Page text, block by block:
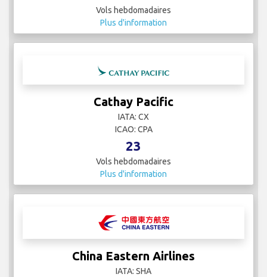
Vols hebdomadaires
Plus d'information
Cathay Pacific
IATA: CX
ICAO: CPA
23
Vols hebdomadaires
Plus d'information
China Eastern Airlines
IATA: SHA